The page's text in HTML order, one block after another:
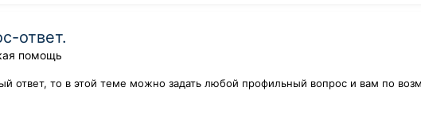
ответ.
помощь
ответ, то в этой теме можно задать любой профильный вопрос и вам по